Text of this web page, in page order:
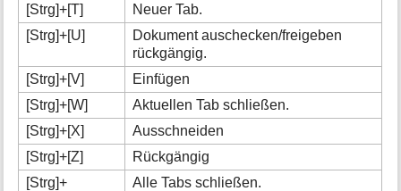
[Strg]+[T]
Neuer Tab.
[Strg]+[U]
Dokument auschecken/freigeben
rückgängig.
[Strg]+[V]
Einfügen
[Strg]+[W]
Aktuellen Tab schließen.
[Strg]+[X]
Ausschneiden
[Strg]+[Z]
Rückgängig
[Strg]+
Alle Tabs schließen.